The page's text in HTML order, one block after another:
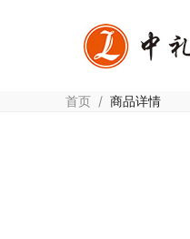
首页 / 商品详情